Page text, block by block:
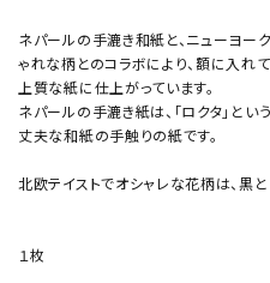
ネパールの手漉き和紙と、ニューヨー
ゃれな柄とのコラボにより、額に入れ
上質な紙に仕上がっています。
ネパールの手漉き紙は、「ロクタ」と
丈夫な和紙の手触りの紙です。
北欧テイストでオシャレな花柄は、黒
１枚